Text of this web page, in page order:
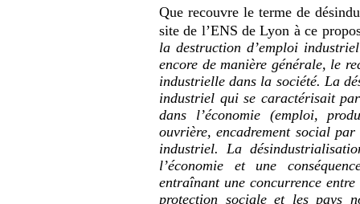
Que recouvre le terme de
site de l’ENS de Lyon à ce
la destruction d’emploi
encore de manière générale, le
industrielle dans la société. La
industriel qui se caractérisait
dans l’économie (emploi,
ouvrière, encadrement social
industriel. La
l’économie et une
entraînant une concurrence
protection sociale et les pays